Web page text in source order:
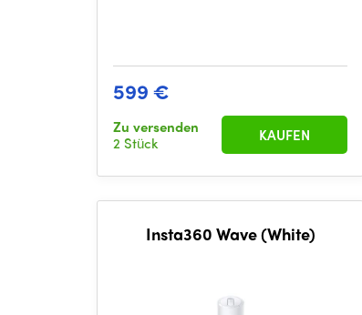
599 €
Zu versenden
2 Stück
KAUFEN
Insta360 Wave (White)